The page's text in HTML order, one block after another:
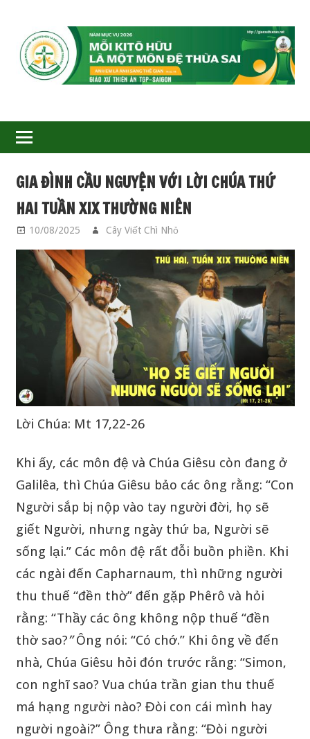
GIÁO
XỨ
THIÊN
ÂN-
TGP
SAIGON
GIA ĐÌNH CẦU NGUYỆN VỚI LỜI CHÚA THỨ
HAI TUẦN XIX THƯỜNG NIÊN
10/08/2025 Cây Viết Chì Nhỏ
Lời Chúa: Mt 17,22-26
Khi ấy, các môn đệ và Chúa Giêsu còn đang ở
Galilêa, thì Chúa Giêsu bảo các ông rằng: “Con
Người sắp bị nộp vào tay người đời, họ sẽ
giết Người, nhưng ngày thứ ba, Người sẽ
sống lại.” Các môn đệ rất đỗi buồn phiền. Khi
các ngài đến Capharnaum, thì những người
thu thuế “đền thờ” đến gặp Phêrô và hỏi
rằng: “Thầy các ông không nộp thuế “đền
thờ sao?”Ông nói: “Có chớ.” Khi ông về đến
nhà, Chúa Giêsu hỏi đón trước rằng: “Simon,
con nghĩ sao? Vua chúa trần gian thu thuế
má hạng người nào? Đòi con cái mình hay
người ngoài?” Ông thưa rằng: “Đòi người